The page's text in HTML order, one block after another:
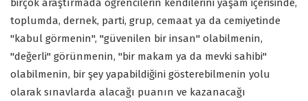
birçok araştırmada öğrencilerin kendilerini yaşam içerisinde,
toplumda, dernek, parti, grup, cemaat ya da cemiyetinde
"kabul görmenin", "güvenilen bir insan" olabilmenin,
"değerli" görünmenin, "bir makam ya da mevki sahibi"
olabilmenin, bir şey yapabildiğini gösterebilmenin yolu
olarak sınavlarda alacağı puanın ve kazanacağı